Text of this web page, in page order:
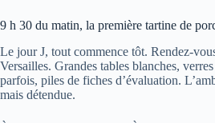
9 h 30 du matin, la première tartine de
Le jour J, tout commence tôt. Rendez-
Versailles. Grandes tables blanches,
parfois, piles de fiches d’évaluation.
mais détendue.